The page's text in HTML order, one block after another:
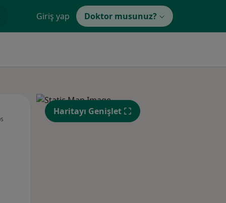
Giriş yap Doktor musunuz?
11 Ağustos
Çar,
12 Ağustos
Per,
13 Ağustos
Haritayı Genişlet